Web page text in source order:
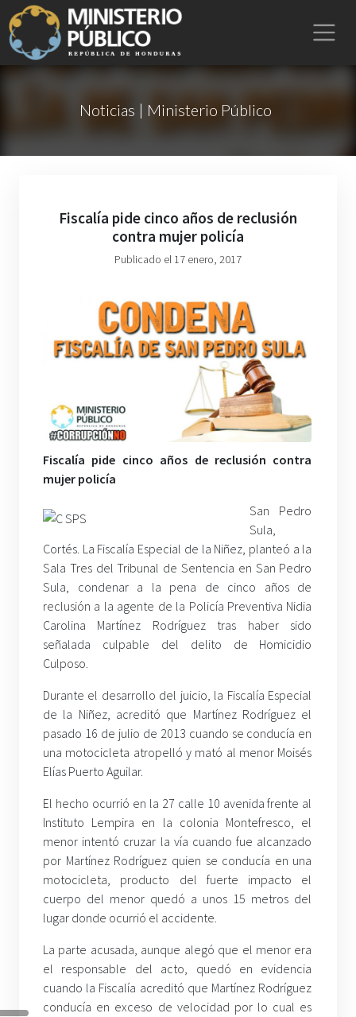
Noticias | Ministerio Público
Fiscalía pide cinco años de reclusión
contra mujer policía
Publicado el 17 enero, 2017
Fiscalía pide cinco años de reclusión contra
mujer policía
San Pedro
Sula,
Cortés. La Fiscalía Especial de la Niñez, planteó a la
Sala Tres del Tribunal de Sentencia en San Pedro
Sula, condenar a la pena de cinco años de
reclusión a la agente de la Policía Preventiva Nidia
Carolina Martínez Rodríguez tras haber sido
señalada culpable del delito de Homicidio
Culposo.
Durante el desarrollo del juicio, la Fiscalía Especial
de la Niñez, acreditó que Martínez Rodríguez el
pasado 16 de julio de 2013 cuando se conducía en
una motocicleta atropelló y mató al menor Moisés
Elías Puerto Aguilar.
El hecho ocurrió en la 27 calle 10 avenida frente al
Instituto Lempira en la colonia Montefresco, el
menor intentó cruzar la vía cuando fue alcanzado
por Martínez Rodríguez quien se conducía en una
motocicleta, producto del fuerte impacto el
cuerpo del menor quedó a unos 15 metros del
lugar donde ocurrió el accidente.
La parte acusada, aunque alegó que el menor era
el responsable del acto, quedó en evidencia
cuando la Fiscalía acreditó que Martínez Rodríguez
conducía en exceso de velocidad por lo cual es